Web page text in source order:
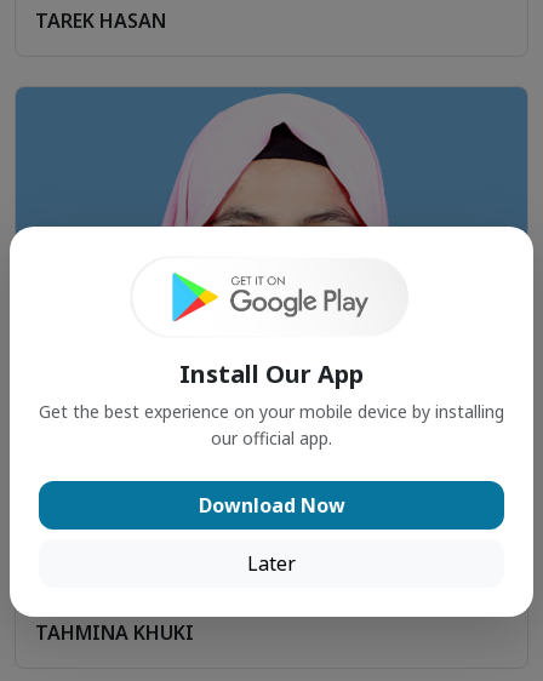
TAREK HASAN
TAHMINA KHUKI
Install Our App
Get the best experience on your mobile device by installing
our official app.
Download Now
Later